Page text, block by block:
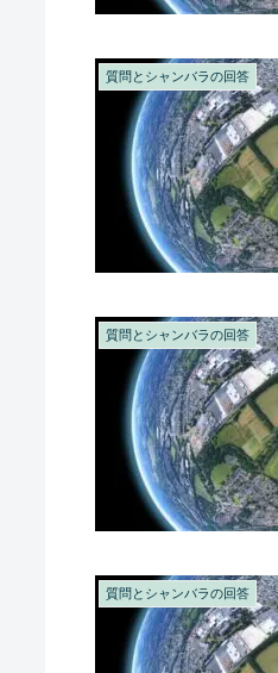
質問とシャンバラの回答
質問とシャンバラの回答
質問とシャンバラの回答